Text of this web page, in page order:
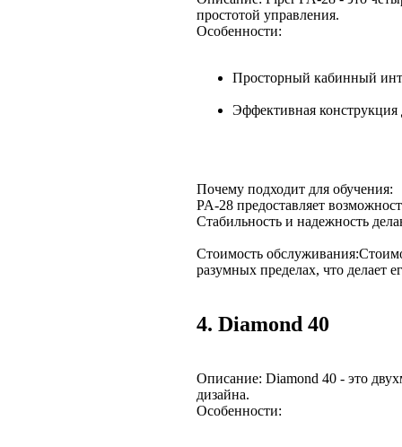
простотой управления.
Особенности:
Просторный кабинный
Эффективная конструкция
Почему подходит для обучения:
PA-28 предоставляет
Стабильность и надежность
Стоимость
разумных пределах, что делает
4. Diamond 40
Описание: Diamond 40 - это
дизайна.
Особенности: